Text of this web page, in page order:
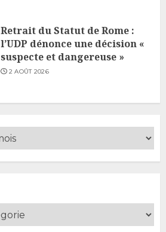
Retrait du Statut de Rome :
l’UDP dénonce une décision «
suspecte et dangereuse »
2 AOÛT 2026